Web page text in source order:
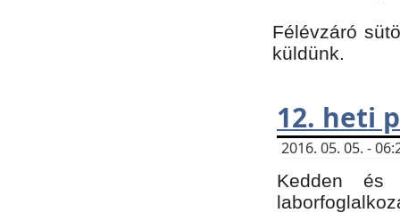
Félévzáró
küldünk.
12. heti
2016. 05. 05. -
Kedden és